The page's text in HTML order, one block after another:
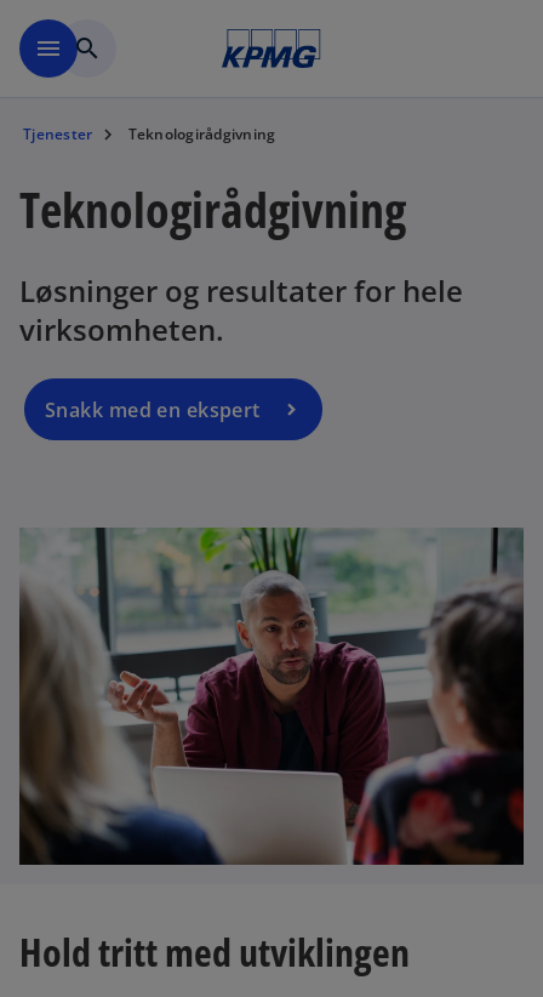
menu search
Tjenester Teknologirådgivning
Teknologirådgivning
Løsninger og resultater for hele
virksomheten.
Snakk med en ekspert
Hold tritt med utviklingen